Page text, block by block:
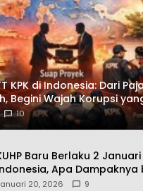
KPK di Indonesia: Dari
Begini Wajah Korupsi
10
Baru Berlaku 2
Apa Dampaknya
Warga? Ini Aturan
20, 2026 9